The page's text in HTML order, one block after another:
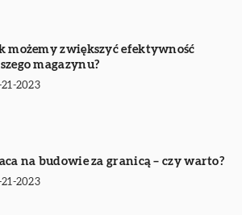
możemy zwiększyć efektywność
magazynu?
2023
na budowie za granicą – czy warto?
2023